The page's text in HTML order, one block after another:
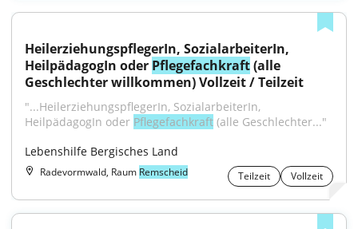
HeilerziehungspflegerIn, SozialarbeiterIn,
HeilpädagogIn oder Pflegefachkraft (alle
Geschlechter willkommen) Vollzeit / Teilzeit
"...HeilerziehungspflegerIn, SozialarbeiterIn,
HeilpädagogIn oder Pflegefachkraft (alle Geschlechter..."
Lebenshilfe Bergisches Land
Radevormwald, Raum Remscheid Teilzeit Vollzeit